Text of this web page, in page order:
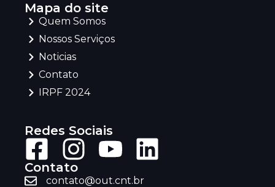
Mapa do site
Quem Somos
Nossos Serviços
Noticias
Contato
IRPF 2024
Redes Sociais
Contato
contato@out.cnt.br